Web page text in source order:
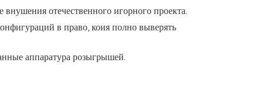
отечественного игорного проекта.
в право, коия полно выверять
аппаратура розыгрышей.